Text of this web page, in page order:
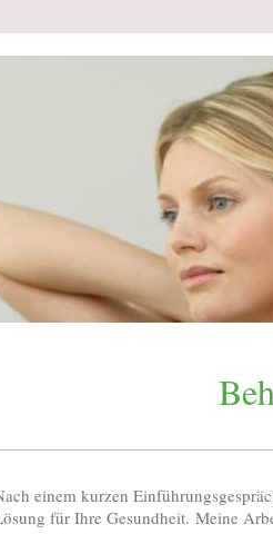
einem kurzen
für Ihre Gesundheit. Meine